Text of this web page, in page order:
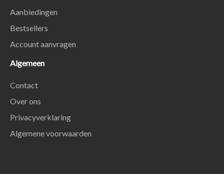
Aanbiedingen
Bestsellers
Account aanvragen
Algemeen
Contact
Over ons
Privacyverklaring
Algemene voorwaarden